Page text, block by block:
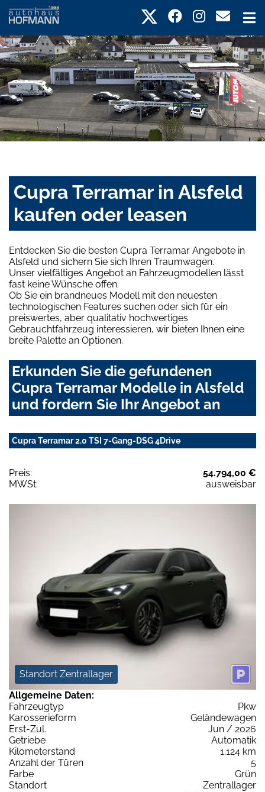
Cupra Terramar in Alsfeld
kaufen oder leasen
Entdecken Sie die besten Cupra Terramar Angebote in
Alsfeld und sichern Sie sich Ihren Traumwagen.
Unser vielfältiges Angebot an Fahrzeugmodellen lässt
fast keine Wünsche offen.
Ob Sie ein brandneues Modell mit den neuesten
technologischen Features suchen oder sich für ein
preiswertes, aber qualitativ hochwertiges
Gebrauchtfahrzeug interessieren, wir bieten Ihnen eine
breite Palette an Optionen.
Erkunden Sie die gefundenen
Cupra Terramar Modelle in Alsfeld
und fordern Sie Ihr Angebot an
Cupra Terramar 2.0 TSI 7-Gang-DSG 4Drive
Preis:
54.794,00 €
MWSt:
ausweisbar
Standort Zentrallager
Allgemeine Daten:
Fahrzeugtyp
Pkw
Karosserieform
Geländewagen
Erst-Zul.
Jun / 2026
Getriebe
Automatik
Kilometerstand
1.124 km
Anzahl der Türen
5
Farbe
Grün
Standort
Zentrallager